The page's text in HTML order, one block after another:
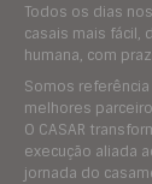
Todos os dias
casais mais fácil,
humana, com
Somos
melhores
O CASAR
execução aliada
jornada do